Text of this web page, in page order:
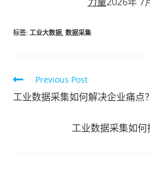
标签: 工业大数据 数据采集
Previous Post
工业数据采集如何解决企业痛点？
工业数据采集如何